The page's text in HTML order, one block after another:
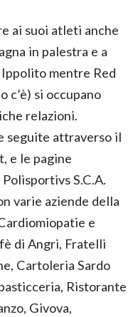
ai suoi atleti anche
in palestra e a
mentre Red
c’è) si occupano
relazioni.
seguite attraverso il
e le pagine
S.C.A.
varie aziende della
e
di Angri, Fratelli
Cartoleria Sardo
Ristorante
Givova,